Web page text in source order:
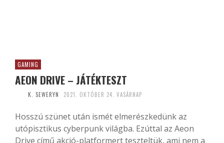
GAMING
AEON DRIVE – JÁTÉKTESZT
K. SEWERYN 2021. OKTÓBER 24. VASÁRNAP
Hosszú szünet után ismét elmerészkedünk az
utópisztikus cyberpunk világba. Ezúttal az Aeon
Drive című akció-platformert teszteltük, ami nem a